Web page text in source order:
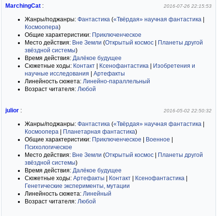
MarchingCat : 2016-07-26 22:15:53
Жанры/поджанры: Фантастика («Твёрдая» научная фантастика
Космоопера)
Общие характеристики: Приключенческое
Место действия: Вне Земли (Открытый космос
Планеты другой
звёздной системы)
Время действия: Далёкое будущее
Сюжетные ходы: Контакт Ксенофантастика
Изобретения и
научные исследования
Артефакты
Линейность сюжета: Линейно-параллельный
Возраст читателя: Любой
julior : 2016-05-02 22:50:32
Жанры/поджанры: Фантастика («Твёрдая» научная фантастика
Космоопера
Планетарная фантастика)
Общие характеристики: Приключенческое Военное
Психологическое
Место действия: Вне Земли (Открытый космос
Планеты другой
звёздной системы)
Время действия: Далёкое будущее
Сюжетные ходы: Артефакты Контакт Ксенофантастика
Генетические эксперименты, мутации
Линейность сюжета: Линейный
Возраст читателя: Любой